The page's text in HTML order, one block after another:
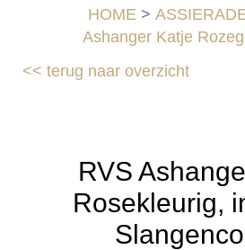
HOME >
Ashanger Katje
<<terug naar overzicht
RVS
Rosekleurig,